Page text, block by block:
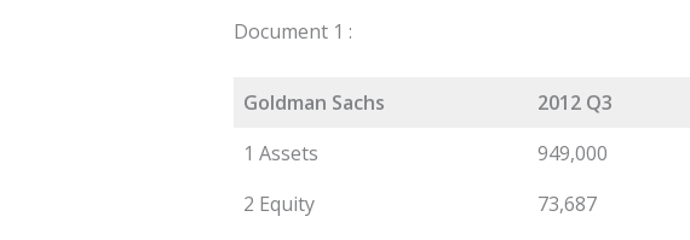
Document 1 :
Goldman Sachs 2012 Q3
1 Assets
949,000
2 Equity
73,687